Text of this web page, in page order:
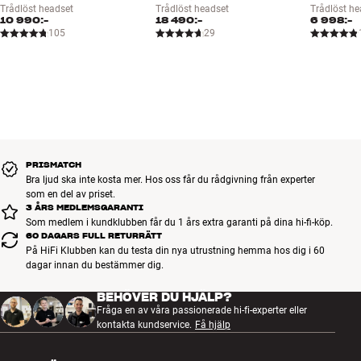
Trådlöst headset
10 990:-
105
Trådlöst headset
18 490:-
29
Trådlöst
6 998:-
PRISMATCH
Bra ljud ska inte kosta mer. Hos oss får du rådgivning från experter
som en del av priset.
3 ÅRS MEDLEMSGARANTI
Som medlem i kundklubben får du 1 års extra garanti på dina hi-fi-köp.
60 DAGARS FULL RETURRÄTT
På HiFi Klubben kan du testa din nya utrustning hemma hos dig i 60
dagar innan du bestämmer dig.
BEHÖVER DU HJÄLP?
Fråga en av våra passionerade hi-fi-experter eller
kontakta kundservice. Få hjälp